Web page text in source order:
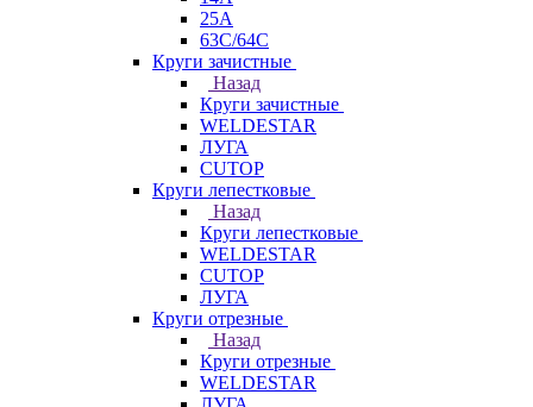
25А
63С/64С
Круги зачистные
Назад
Круги зачистные
WELDESTAR
ЛУГА
CUTOP
Круги лепестковые
Назад
Круги лепестковые
WELDESTAR
CUTOP
ЛУГА
Круги отрезные
Назад
Круги отрезные
WELDESTAR